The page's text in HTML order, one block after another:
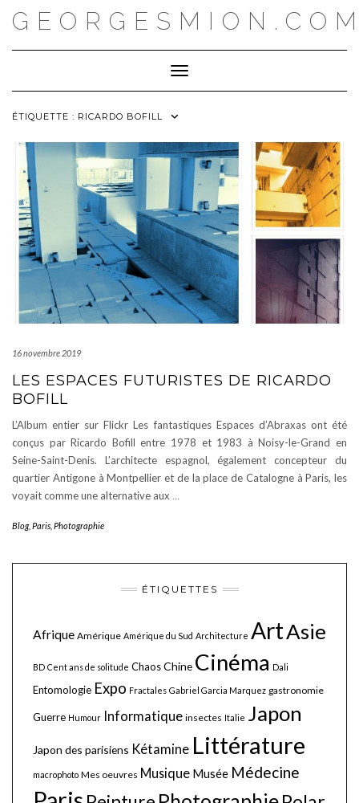
Toggle Navigation
ÉTIQUETTE : RICARDO BOFILL
16 novembre 2019
LES ESPACES FUTURISTES DE RICARDO
BOFILL
L’Album entier sur Flickr Les fantastiques Espaces d’Abraxas ont été
conçus par Ricardo Bofill entre 1978 et 1983 à Noisy-le-Grand en
Seine-Saint-Denis. L’architecte espagnol, également concepteur du
quartier Antigone à Montpellier et de la place de Catalogne à Paris, les
voyait comme une alternative aux …
Blog, Paris Photographie
ÉTIQUETTES
Afrique Amérique Amérique du Sud Architecture ArtAsie
BD Cent ans de solitude ChaosChine Cinéma Dali
Entomologie Expo Fractales Gabriel Garcia Marquez gastronomie
Guerre Humour Informatique insectes Italie Japon
Japon des parisiens Kétamine Littérature
macrophoto Mes oeuvres Musique Musée Médecine